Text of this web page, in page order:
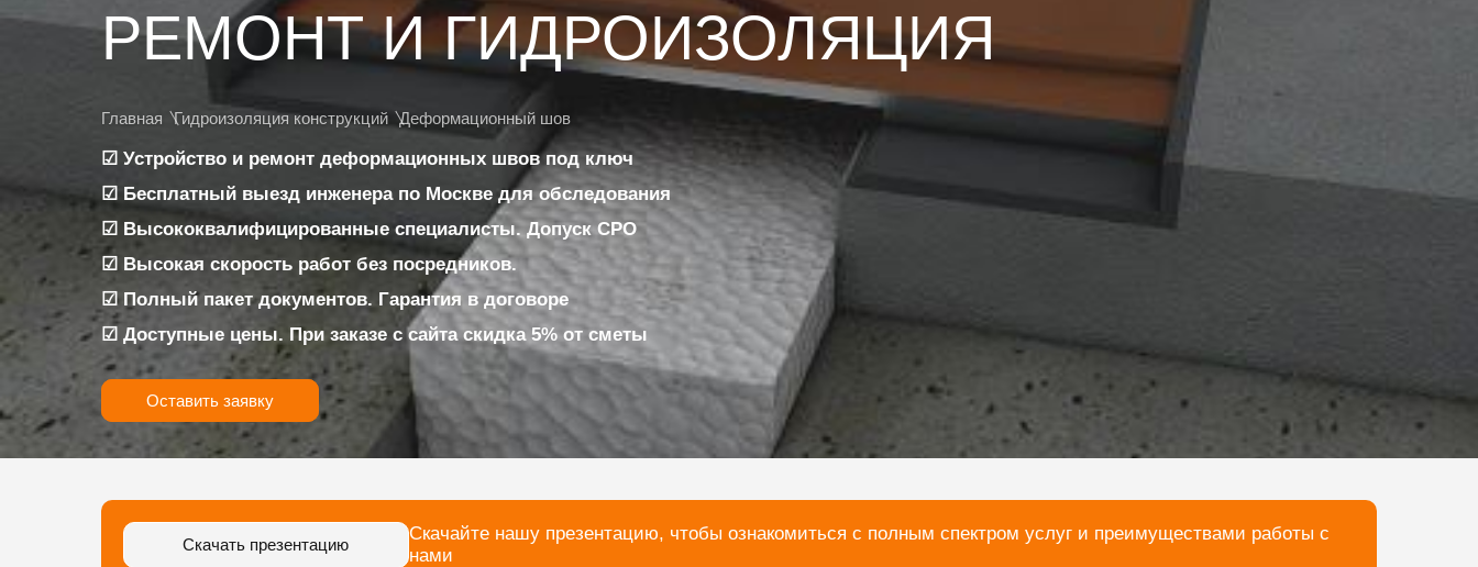
РЕМОНТ И ГИДРОИЗОЛЯЦИЯ
Главная Гидроизоляция конструкций Деформационный шов
☑ Устройство и ремонт деформационных швов под ключ
☑ Бесплатный выезд инженера по Москве для обследования
☑ Высококвалифицированные специалисты. Допуск СРО
☑ Высокая скорость работ без посредников.
☑ Полный пакет документов. Гарантия в договоре
☑ Доступные цены. При заказе с сайта скидка 5% от сметы
Оставить заявку
Скачать презентацию
Скачайте нашу презентацию, чтобы ознакомиться с полным спектром услуг и преимуществами работы с
нами